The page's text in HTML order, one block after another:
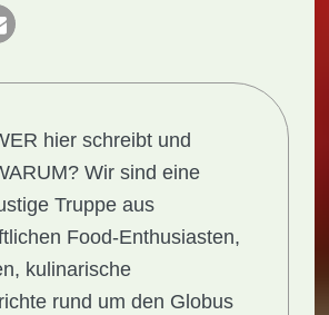
hier schreibt und
Wir sind eine
Truppe aus
Food-Enthusiasten,
kulinarische
rund um den Globus